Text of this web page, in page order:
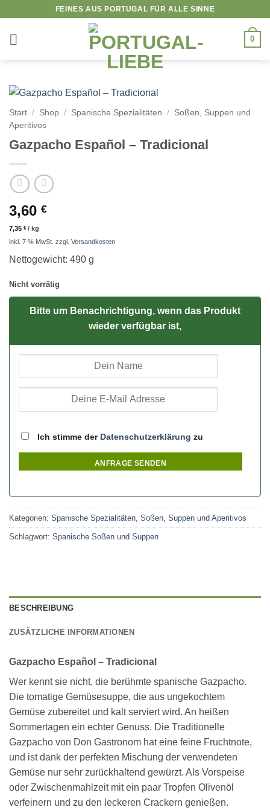
springen
FEINES AUS PORTUGAL FÜR ALLE SINNE
0
Start / Shop / Spanische Spezialitäten / Soßen, Suppen und
Aperitivos
Gazpacho Español – Tradicional
3,60 €
7,35 €/ kg
inkl. 7 % MwSt. zzgl. Versandkosten
Nettogewicht: 490 g
Nicht vorrätig
Bitte um Benachrichtigung, wenn das Produkt
wieder verfügbar ist,
Ich stimme der Datenschutzerklärung zu
ANFRAGE SENDEN
Kategorien: Spanische Spezialitäten, Soßen, Suppen und Aperitivos
Schlagwort: Spanische Soßen und Suppen
BESCHREIBUNG
ZUSÄTZLICHE INFORMATIONEN
Gazpacho Español – Tradicional
Wer kennt sie nicht, die berühmte spanische Gazpacho.
Die tomatige Gemüsesuppe, die aus ungekochtem
Gemüse zubereitet und kalt serviert wird. An heißen
Sommertagen ein echter Genuss. Die Traditionelle
Gazpacho von Don Gastronom hat eine feine Fruchtnote,
und ist dank der perfekten Mischung der verwendeten
Gemüse nur sehr zurückhaltend gewürzt. Als Vorspeise
oder Zwischenmahlzeit mit ein paar Tropfen Olivenöl
verfeinern und zu den leckeren Crackern genießen.